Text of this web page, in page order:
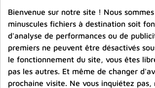
Partager :
Avis clients
Bienvenue sur notre site ! Nous
minuscules fichiers à destination soit
d'analyse de performances ou de
premiers ne peuvent être désactivés
le fonctionnement du site, vous êtes
pas les autres. Et même de changer
prochaine visite. Ne vous inquiétez pas,